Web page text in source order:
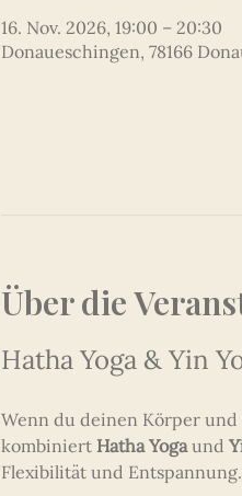
16. Nov. 2026, 19:00 – 20:30
Donaueschingen, 78166
Über die
Hatha Yoga & Yin
Wenn du deinen Körper
kombiniert Hatha Yoga und
Flexibilität und Entspannung.